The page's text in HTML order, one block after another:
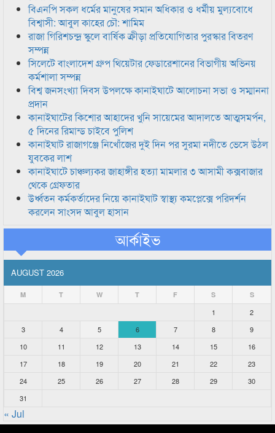
বিএনপি সকল ধর্মের মানুষের সমান অধিকার ও ধর্মীয় মুল্যবোধে
বিশ্বাসী: আবুল কাহের চৌ: শামিম
রাজা গিরিশচন্দ্র স্কুলে বার্ষিক ক্রীড়া প্রতিযোগিতার পুরস্কার বিতরণ
সম্পন্ন
সিলেটে বাংলাদেশ গ্রুপ থিয়েটার ফেডারেশানের বিভাগীয় অভিনয়
কর্মশালা সম্পন্ন
বিশ্ব জনসংখ্যা দিবস উপলক্ষে কানাইঘাটে আলোচনা সভা ও সম্মাননা
প্রদান
কানাইঘাটের কিশোর আহাদের খুনি সায়েমের আদালতে আত্মসমর্পন,
৫ দিনের রিমান্ড চাইবে পুলিশ
কানাইঘাট রাজাগঞ্জে নিখোঁজের দুই দিন পর সুরমা নদীতে ভেসে উঠল
যুবকের লাশ
কানাইঘাটে চাঞ্চল্যকর জাহাঙ্গীর হত্যা মামলার ৩ আসামী কক্সবাজার
থেকে গ্রেফতার
উর্ধ্বতন কর্মকর্তাদের নিয়ে কানাইঘাট স্বাস্থ্য কমপ্লেক্সে পরিদর্শন
করলেন সাংসদ আবুল হাসান
আর্কাইভ
AUGUST 2026
M T W T F S S
1
2
3
4 5 6 7 8
9
10
11 12 13 14 15
16
17
18 19 20 21 22
23
24
25 26 27 28 29
30
31
« Jul